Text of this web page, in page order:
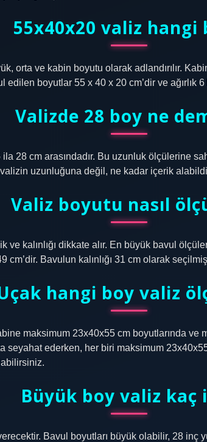
55x40x20 valiz hangi
orta ve kabin boyutu olarak adlandırılır.
boyutlar 55 x 40 x 20 cm’dir ve ağırlık
Valizde 28 boy ne
ila 28 cm arasındadır. Bu uzunluk ölçülerine
uzunluğuna değil, ne kadar içerik
Valiz boyutu nasıl
ve kalınlığı dikkate alır. En büyük bavul
Bavulun kalınlığı 31 cm olarak
hangi boy valiz
maksimum 23x40x55 cm boyutlarında ve
seyahat ederken, her biri maksimum 23x40x55
Büyük boy valiz kaç
Bavul boyutları büyük olabilir, 28 inç